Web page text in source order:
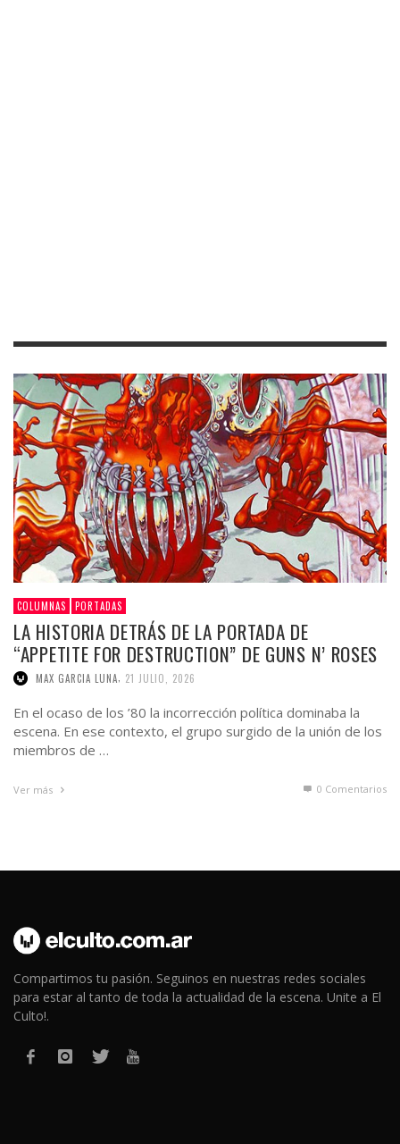
COLUMNAS PORTADAS
LA HISTORIA DETRÁS DE LA PORTADA DE
“APPETITE FOR DESTRUCTION” DE GUNS N’ ROSES
MAX GARCIA LUNA, 21 JULIO, 2026
En el ocaso de los ’80 la incorrección política dominaba la
escena. En ese contexto, el grupo surgido de la unión de los
miembros de …
Ver más 0 Comentarios
Compartimos tu pasión. Seguinos en nuestras redes sociales
para estar al tanto de toda la actualidad de la escena. Unite a El
Culto!.